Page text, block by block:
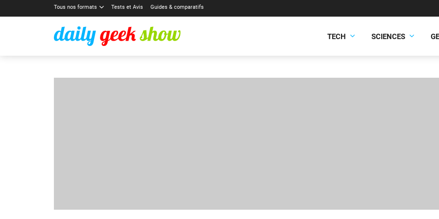
Tous nos formats Tests et Avis Guides & comparatifs
TECH SCIENCES